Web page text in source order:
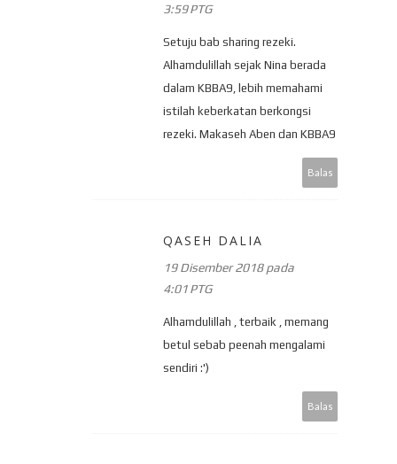
3:59 PTG
Setuju bab sharing rezeki.
Alhamdulillah sejak Nina berada
dalam KBBA9, lebih memahami
istilah keberkatan berkongsi
rezeki. Makaseh Aben dan KBBA9
Balas
QASEH DALIA
19 Disember 2018 pada
4:01 PTG
Alhamdulillah , terbaik , memang
betul sebab peenah mengalami
sendiri :')
Balas